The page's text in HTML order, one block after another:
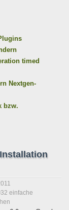
timed
Nextgen-
bzw.
einfache